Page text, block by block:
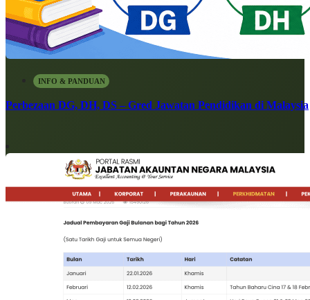
INFO & PANDUAN
Perbezaan DG, DH, DS – Gred Jawatan Pendidikan di Malaysia